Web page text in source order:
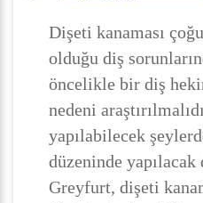
Dişeti kanaması
olduğu diş
öncelikle bir diş
nedeni
yapılabilecek
düzeninde
Greyfurt, dişeti